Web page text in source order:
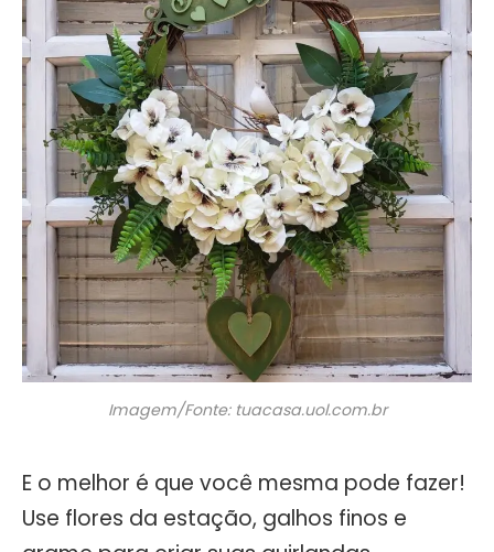
Imagem/Fonte: tuacasa.uol.com.br
E o melhor é que você mesma pode fazer!
Use flores da estação, galhos finos e